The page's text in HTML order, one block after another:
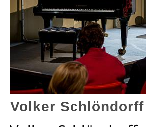
Volker Schlöndorff